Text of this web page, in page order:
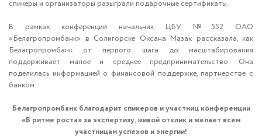
спикеры и организаторы разыграли подарочные сертификаты.
В рамках конференции начальник ЦБУ №552 ОАО
«Белагропромбанк» в Солигорске Оксана Мазак рассказала, как
Белагропромбанк от первого шага до масштабирования
поддерживает малое и среднее предпринимательство. Она
поделилась информацией о финансовой поддержке, партнерстве с
банком.
Белагропромбанк благодарит спикеров и участниц конференции
«В ритме роста» за экспертизу, живой отклик и желает всем
участницам успехов и энергии!